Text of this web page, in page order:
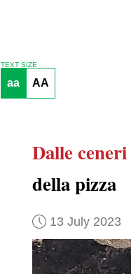
TEXT SIZE
aa AA
Dalle ceneri
della pizza
13 July 2023